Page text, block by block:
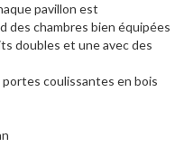
pavillon est
chambres bien équipées
doubles et une avec des
coulissantes en bois